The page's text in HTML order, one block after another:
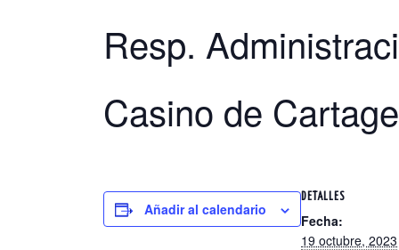
Resp.
Casino de
Añadir al calendario
DETALLES
Fecha:
19 octubre, 2023